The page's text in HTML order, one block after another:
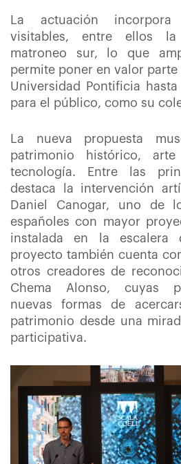
La actuación incorpora
visitables, entre ellos la
matroneo sur, lo que
permite poner en valor
Universidad Pontificia
para el público, como su
La nueva propuesta
patrimonio histórico,
tecnología. Entre las
destaca la intervención
Daniel Canogar, uno de
españoles con mayor
instalada en la escalera
proyecto también cuenta
otros creadores de
Chema Alonso, cuyas
nuevas formas de
patrimonio desde una
participativa.